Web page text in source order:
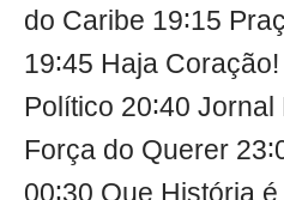
do Caribe 19∶15
19∶45 Haja
Político 20∶40
Força do Querer
00∶30 Que História